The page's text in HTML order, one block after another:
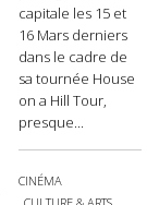
capitale les 15 et
16 Mars derniers
dans le cadre de
sa tournée House
on a Hill Tour,
presque...
CINÉMA